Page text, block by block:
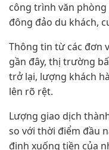
công trình văn
đông đảo du khách,
Thông tin từ các đơn
gần đây, thị trường
trở lại, lượng khách
lên rõ rệt.
Lượng giao dịch
so với thời điểm đầu
định xuống tiền của